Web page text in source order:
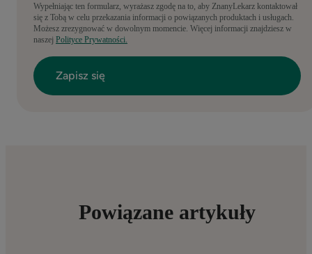
Wypełniając ten formularz, wyrażasz zgodę na to, aby ZnanyLekarz kontaktował
się z Tobą w celu przekazania informacji o powiązanych produktach i usługach.
Możesz zrezygnować w dowolnym momencie. Więcej informacji znajdziesz w
naszej Polityce Prywatności.
Powiązane artykuły